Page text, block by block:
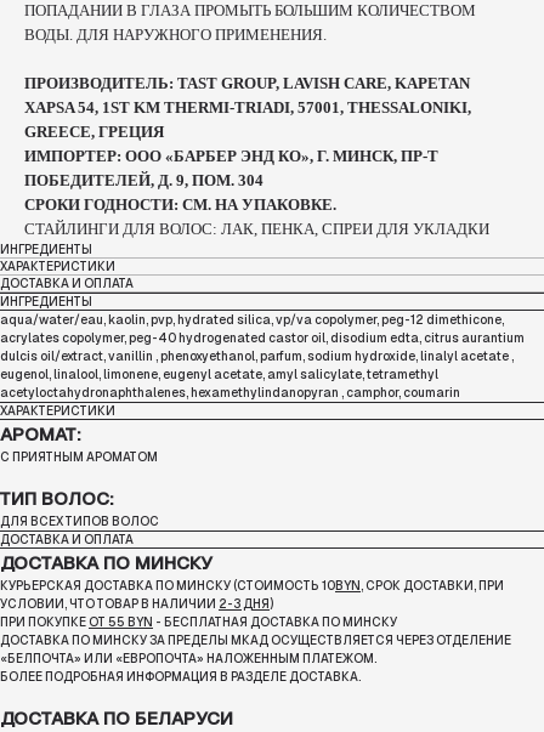
ПОПАДАНИИ В ГЛАЗА ПРОМЫТЬ БОЛЬШИМ КОЛИЧЕСТВОМ
ВОДЫ. ДЛЯ НАРУЖНОГО ПРИМЕНЕНИЯ.
ПРОИЗВОДИТЕЛЬ: TAST GROUP, LAVISH CARE, KAPETAN
XAPSA 54, 1ST KM THERMI-TRIADI, 57001, THESSALONIKI,
GREECE, ГРЕЦИЯ
ИМПОРТЕР: ООО «БАРБЕР ЭНД КО», Г. МИНСК, ПР-Т
ПОБЕДИТЕЛЕЙ, Д. 9, ПОМ. 304
СРОКИ ГОДНОСТИ: СМ. НА УПАКОВКЕ.
СТАЙЛИНГИ ДЛЯ ВОЛОС: ЛАК, ПЕНКА, СПРЕИ ДЛЯ УКЛАДКИ
ИНГРЕДИЕНТЫ
ХАРАКТЕРИСТИКИ
ДОСТАВКА И ОПЛАТА
ИНГРЕДИЕНТЫ
aqua/water/eau, kaolin, pvp, hydrated silica, vp/va copolymer, peg-12 dimethicone,
acrylates copolymer, peg-40 hydrogenated castor oil, disodium edta, citrus aurantium
dulcis oil/extract, vanillin , phenoxyethanol, parfum, sodium hydroxide, linalyl acetate ,
eugenol, linalool, limonene, eugenyl acetate, amyl salicylate, tetramethyl
acetyloctahydronaphthalenes, hexamethylindanopyran , camphor, coumarin
ХАРАКТЕРИСТИКИ
АРОМАТ:
С ПРИЯТНЫМ АРОМАТОМ
ТИП ВОЛОС:
ДЛЯ ВСЕХ ТИПОВ ВОЛОС
ДОСТАВКА И ОПЛАТА
ДОСТАВКА ПО МИНСКУ
КУРЬЕРСКАЯ ДОСТАВКА ПО МИНСКУ (СТОИМОСТЬ 10BYN, СРОК ДОСТАВКИ, ПРИ
УСЛОВИИ, ЧТО ТОВАР В НАЛИЧИИ 2-3 ДНЯ )
ПРИ ПОКУПКЕ ОТ 55 BYN - БЕСПЛАТНАЯ ДОСТАВКА ПО МИНСКУ
ДОСТАВКА ПО МИНСКУ ЗА ПРЕДЕЛЫ МКАД ОСУЩЕСТВЛЯЕТСЯ ЧЕРЕЗ ОТДЕЛЕНИЕ
«БЕЛПОЧТА» ИЛИ «ЕВРОПОЧТА» НАЛОЖЕННЫМ ПЛАТЕЖОМ.
БОЛЕЕ ПОДРОБНАЯ ИНФОРМАЦИЯ В РАЗДЕЛЕ ДОСТАВКА.
ДОСТАВКА ПО БЕЛАРУСИ